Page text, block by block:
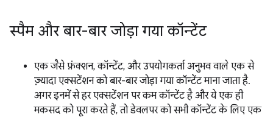
स्पैम और बार-बार जोड़ा गया कॉन्टेंट
एक जैसे फ़ंक्शन, कॉन्टेंट, और उपयोगकर्ता अनुभव वाले एक से
ज़्यादा एक्सटेंशन को बार-बार जोड़ा गया कॉन्टेंट माना जाता है.
अगर इनमें से हर एक्सटेंशन पर कम कॉन्टेंट है और ये एक ही
मकसद को पूरा करते हैं, तो डेवलपर को सभी कॉन्टेंट के लिए एक